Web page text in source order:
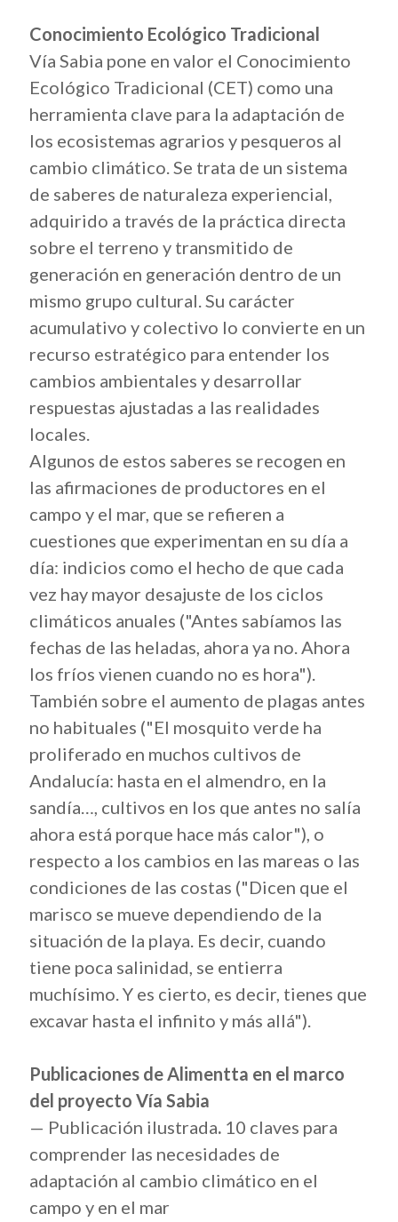
Conocimiento Ecológico Tradicional
Vía Sabia pone en valor el Conocimiento
Ecológico Tradicional (CET) como una
herramienta clave para la adaptación de
los ecosistemas agrarios y pesqueros al
cambio climático. Se trata de un sistema
de saberes de naturaleza experiencial,
adquirido a través de la práctica directa
sobre el terreno y transmitido de
generación en generación dentro de un
mismo grupo cultural. Su carácter
acumulativo y colectivo lo convierte en un
recurso estratégico para entender los
cambios ambientales y desarrollar
respuestas ajustadas a las realidades
locales.
Algunos de estos saberes se recogen en
las afirmaciones de productores en el
campo y el mar, que se refieren a
cuestiones que experimentan en su día a
día: indicios como el hecho de que cada
vez hay mayor desajuste de los ciclos
climáticos anuales ("Antes sabíamos las
fechas de las heladas, ahora ya no. Ahora
los fríos vienen cuando no es hora").
También sobre el aumento de plagas antes
no habituales ("El mosquito verde ha
proliferado en muchos cultivos de
Andalucía: hasta en el almendro, en la
sandía…, cultivos en los que antes no salía
ahora está porque hace más calor"), o
respecto a los cambios en las mareas o las
condiciones de las costas ("Dicen que el
marisco se mueve dependiendo de la
situación de la playa. Es decir, cuando
tiene poca salinidad, se entierra
muchísimo. Y es cierto, es decir, tienes que
excavar hasta el infinito y más allá").
Publicaciones de Alimentta en el marco
del proyecto Vía Sabia
— Publicación ilustrada. 10 claves para
comprender las necesidades de
adaptación al cambio climático en el
campo y en el mar